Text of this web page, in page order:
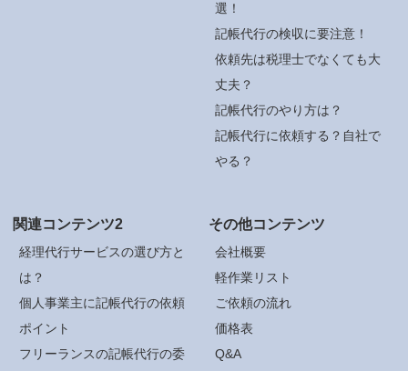
選！
記帳代行の検収に要注意！
依頼先は税理士でなくても大
丈夫？
記帳代行のやり方は？
記帳代行に依頼する？自社で
やる？
関連コンテンツ2
経理代行サービスの選び方と
は？
個人事業主に記帳代行の依頼
ポイント
フリーランスの記帳代行の委
その他コンテンツ
会社概要
軽作業リスト
ご依頼の流れ
価格表
Q&A